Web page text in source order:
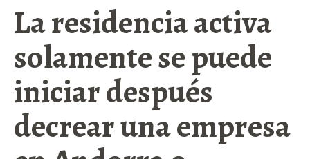
La residencia activa
solamente se puede
iniciar después
decrear una empresa